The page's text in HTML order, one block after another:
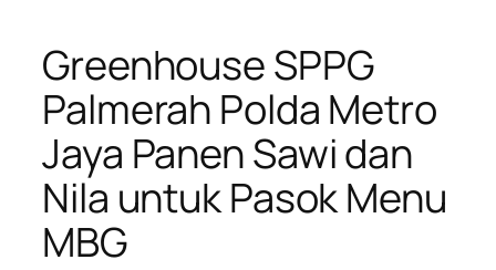
Greenhouse SPPG
Palmerah Polda Metro
Jaya Panen Sawi dan
Nila untuk Pasok Menu
MBG